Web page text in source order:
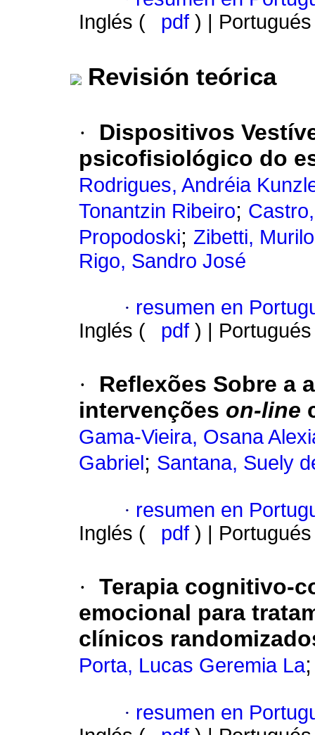
Inglés (
pdf ) |
Revisión teórica
·
Dispositivos
psicofisiológico do
Rodrigues, Andréia
Tonantzin Ribeiro;
Propodoski; Zibetti,
Rigo, Sandro José
· resumen en
Inglés (
pdf ) |
·
Reflexões Sobre a
intervenções on-line
Gama-Vieira, Osana
Gabriel ; Santana, Suely
· resumen en
Inglés (
pdf ) |
· Terapia cognitivo-
emocional para
clínicos
Porta, Lucas Geremia La
· resumen en